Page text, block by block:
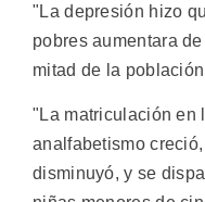
"La depresión hizo
pobres aumentara
mitad de la
"La matriculación en
analfabetismo
disminuyó, y se